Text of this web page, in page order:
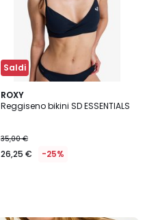
Saldi
ROXY
Reggiseno bikini SD ESSENTIALS
35,00 €
26,25 € -25%